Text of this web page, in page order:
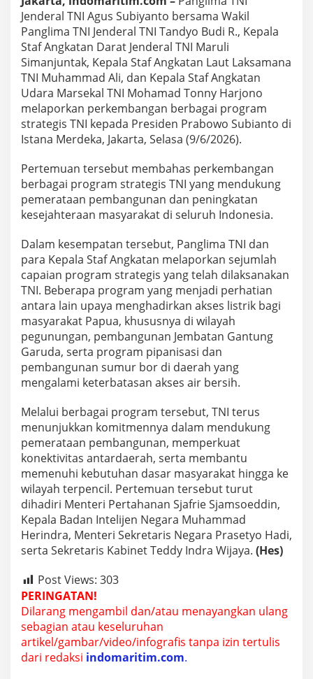
a
n
P
r
k
e
m
b
a
n
g
n
P
r
o
g
a
m
S
t
r
a
t
g
i
s
T
k
e
p
a
d
a
P
r
e
s
d
n
r
b
o
w
Jenderal TNI Agus Subiyanto bersama Wakil
Panglima TNI Jenderal TNI Tandyo Budi R., Kepala
Staf Angkatan Darat Jenderal TNI Maruli
Simanjuntak, Kepala Staf Angkatan Laut Laksamana
TNI Muhammad Ali, dan Kepala Staf Angkatan
Udara Marsekal TNI Mohamad Tonny Harjono
melaporkan perkembangan berbagai program
strategis TNI kepada Presiden Prabowo Subianto di
Istana Merdeka, Jakarta, Selasa (9/6/2026).
Pertemuan tersebut membahas perkembangan
berbagai program strategis TNI yang mendukung
pemerataan pembangunan dan peningkatan
kesejahteraan masyarakat di seluruh Indonesia.
Dalam kesempatan tersebut, Panglima TNI dan
para Kepala Staf Angkatan melaporkan sejumlah
capaian program strategis yang telah dilaksanakan
TNI. Beberapa program yang menjadi perhatian
antara lain upaya menghadirkan akses listrik bagi
masyarakat Papua, khususnya di wilayah
pegunungan, pembangunan Jembatan Gantung
Garuda, serta program pipanisasi dan
pembangunan sumur bor di daerah yang
mengalami keterbatasan akses air bersih.
Melalui berbagai program tersebut, TNI terus
menunjukkan komitmennya dalam mendukung
pemerataan pembangunan, memperkuat
konektivitas antardaerah, serta membantu
memenuhi kebutuhan dasar masyarakat hingga ke
wilayah terpencil. Pertemuan tersebut turut
dihadiri Menteri Pertahanan Sjafrie Sjamsoeddin,
Kepala Badan Intelijen Negara Muhammad
Herindra, Menteri Sekretaris Negara Prasetyo Hadi,
serta Sekretaris Kabinet Teddy Indra Wijaya. (Hes)
Post Views: 303
PERINGATAN!
Dilarang mengambil dan/atau menayangkan ulang
sebagian atau keseluruhan
artikel/gambar/video/infografis tanpa izin tertulis
dari redaksi indomaritim.com.